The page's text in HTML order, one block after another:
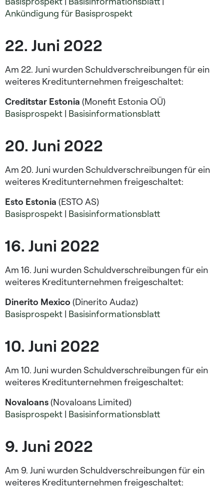
Ankündigung für Basisprospekt
22. Juni 2022
Am 22. Juni wurden Schuldverschreibungen für ein
weiteres Kreditunternehmen freigeschaltet:
Creditstar Estonia (Monefit Estonia OÜ)
Basisprospekt | Basisinformationsblatt
20. Juni 2022
Am 20. Juni wurden Schuldverschreibungen für ein
weiteres Kreditunternehmen freigeschaltet:
Esto Estonia (ESTO AS)
Basisprospekt | Basisinformationsblatt
16. Juni 2022
Am 16. Juni wurden Schuldverschreibungen für ein
weiteres Kreditunternehmen freigeschaltet:
Dinerito Mexico (Dinerito Audaz)
Basisprospekt | Basisinformationsblatt
10. Juni 2022
Am 10. Juni wurden Schuldverschreibungen für ein
weiteres Kreditunternehmen freigeschaltet:
Novaloans(Novaloans Limited)
Basisprospekt | Basisinformationsblatt
9. Juni 2022
Am 9. Juni wurden Schuldverschreibungen für ein
weiteres Kreditunternehmen freigeschaltet: